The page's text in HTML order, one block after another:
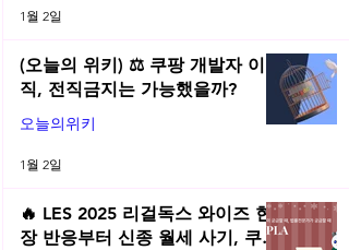
1월 2일
(오늘의 위키) ⚖️ 쿠팡 개발자 이
직, 전직금지는 가능했을까?
오늘의위키
1월 2일
🔥 LES 2025 리걸독스 와이즈 현
장 반응부터 신종 월세 사기, 쿠팡